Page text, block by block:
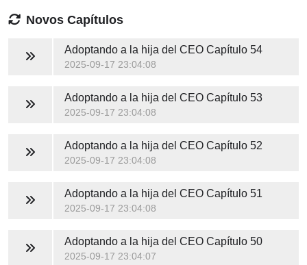
Novos Capítulos
Adoptando a la hija del CEOCapítulo 54
2025-09-17 23:04:08
Adoptando a la hija del CEOCapítulo 53
2025-09-17 23:04:08
Adoptando a la hija del CEOCapítulo 52
2025-09-17 23:04:08
Adoptando a la hija del CEOCapítulo 51
2025-09-17 23:04:08
Adoptando a la hija del CEOCapítulo 50
2025-09-17 23:04:07